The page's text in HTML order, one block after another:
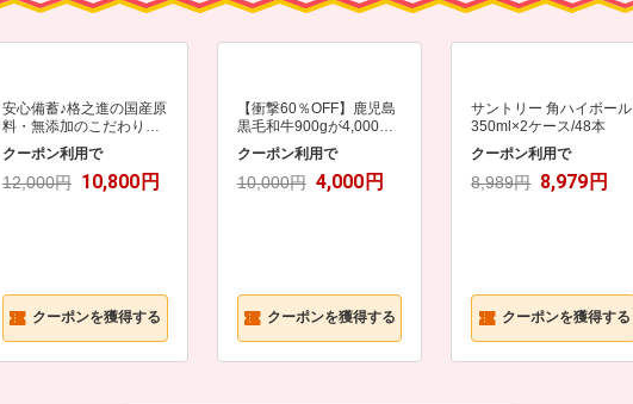
安心備蓄♪格之進の国産原
料・無添加のこだわりハ
ンバーグ缶詰12個★期間
限定10％OFF
クーポン利用で
12,000円 10,800 円
クーポンを獲得する
【衝撃60％OFF】鹿児島
黒毛和牛900gが4,000
円！100gあたり445円の
超特価！
クーポン利用で
10,000円 4,000 円
クーポンを獲得する
サントリー 角ハイボール
350ml×2ケース/48本
クーポン利用で
8,989円 8,979 円
クーポンを獲得する